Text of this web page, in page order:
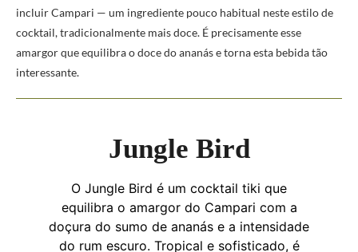
incluir Campari — um ingrediente pouco habitual neste estilo de
cocktail, tradicionalmente mais doce. É precisamente esse
amargor que equilibra o doce do ananás e torna esta bebida tão
interessante.
Jungle Bird
O Jungle Bird é um cocktail tiki que
equilibra o amargor do Campari com a
doçura do sumo de ananás e a intensidade
do rum escuro. Tropical e sofisticado, é